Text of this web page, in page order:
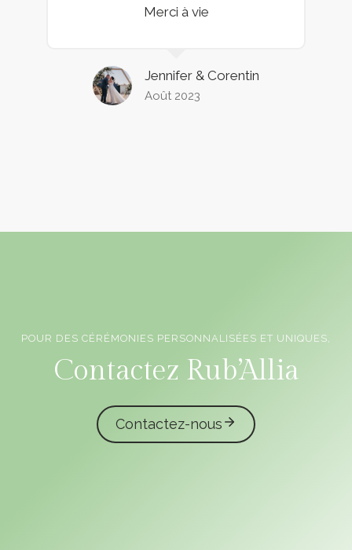
Merci à vie
Jennifer & Corentin
Août 2023
POUR DES CÉRÉMONIES PERSONNALISÉES ET UNIQUES,
Contactez Rub’Allia
Contactez-nous